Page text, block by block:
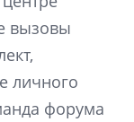
вызовы
личного
форума